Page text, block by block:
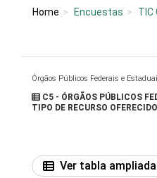
Home Encuestas TIC
Órgãos Públicos Federais e
C5 - ÓRGÃOS PÚBLICOS
TIPO DE RECURSO
Ver tabla ampliada